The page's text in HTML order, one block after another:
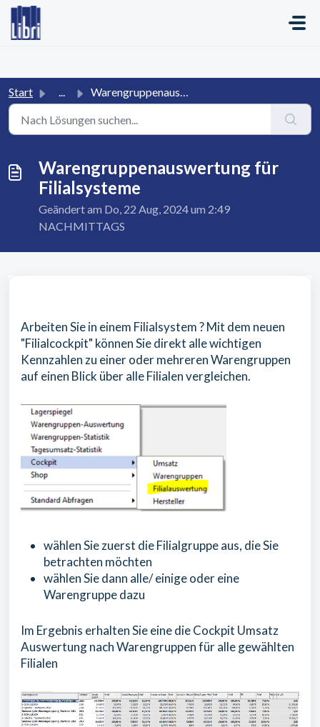
Zum hauptsächlichen Inhalt gehen
Start ... Warengruppenauswertung für Filialsysteme
Warengruppenauswertung für
Filialsysteme
Geändert am Do, 22 Aug, 2024 um 2:49
NACHMITTAGS
Arbeiten Sie in einem Filialsystem ? Mit dem neuen
"Filialcockpit" können Sie direkt alle wichtigen
Kennzahlen zu einer oder mehreren Warengruppen
auf einen Blick über alle Filialen vergleichen.
wählen Sie zuerst die Filialgruppe aus, die Sie
betrachten möchten
wählen Sie dann alle/ einige oder eine
Warengruppe dazu
Im Ergebnis erhalten Sie eine die Cockpit Umsatz
Auswertung nach Warengruppen für alle gewählten
Filialen